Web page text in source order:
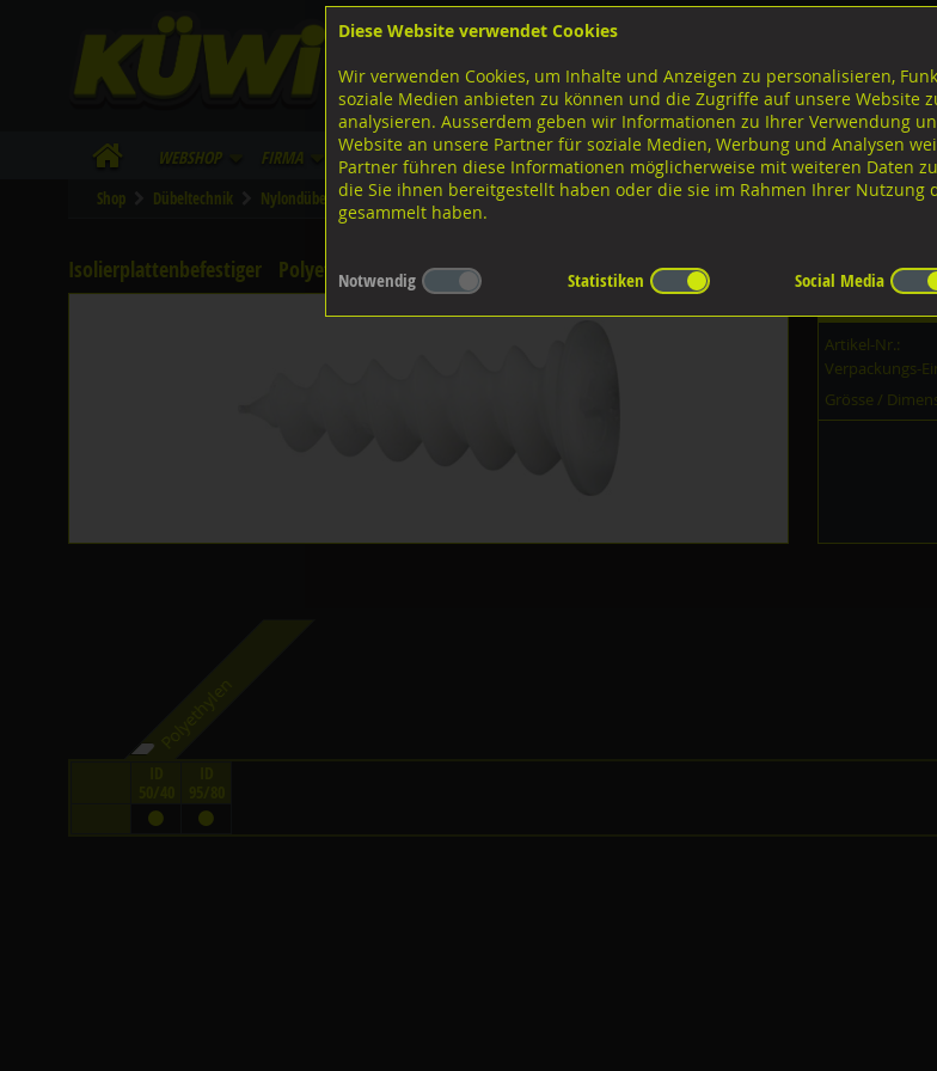
Lagerstrasse 8
Tel. 043 455 20 30
FB
IG
WebShop Firma Lieferinfo Infos/Downloads
Shop Dübeltechnik Nylondübel Diverse Ausführungen Isolierplattenbefestiger
Isolierplattenbefestiger Polyethylen,
Artikel-Nr.:
Verpackungs-
Grösse /
Polyethylen
Diese Website verwendet Cookies
Wir verwenden Cookies, um Inhalte und Anzeigen zu personalisieren,
soziale Medien anbieten zu können und die Zugriffe auf unsere Website
analysieren. Ausserdem geben wir Informationen zu Ihrer Verwendung
Website an unsere Partner für soziale Medien, Werbung und Analysen
Partner führen diese Informationen möglicherweise mit weiteren Daten
die Sie ihnen bereitgestellt haben oder die sie im Rahmen Ihrer Nutzung
gesammelt haben.
Notwendig Statistiken Social Media